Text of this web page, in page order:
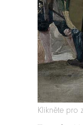
Klikněte pro